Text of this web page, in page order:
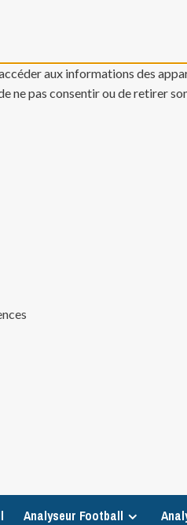
aux informations des
ne pas consentir ou de retirer
Analyseur Football